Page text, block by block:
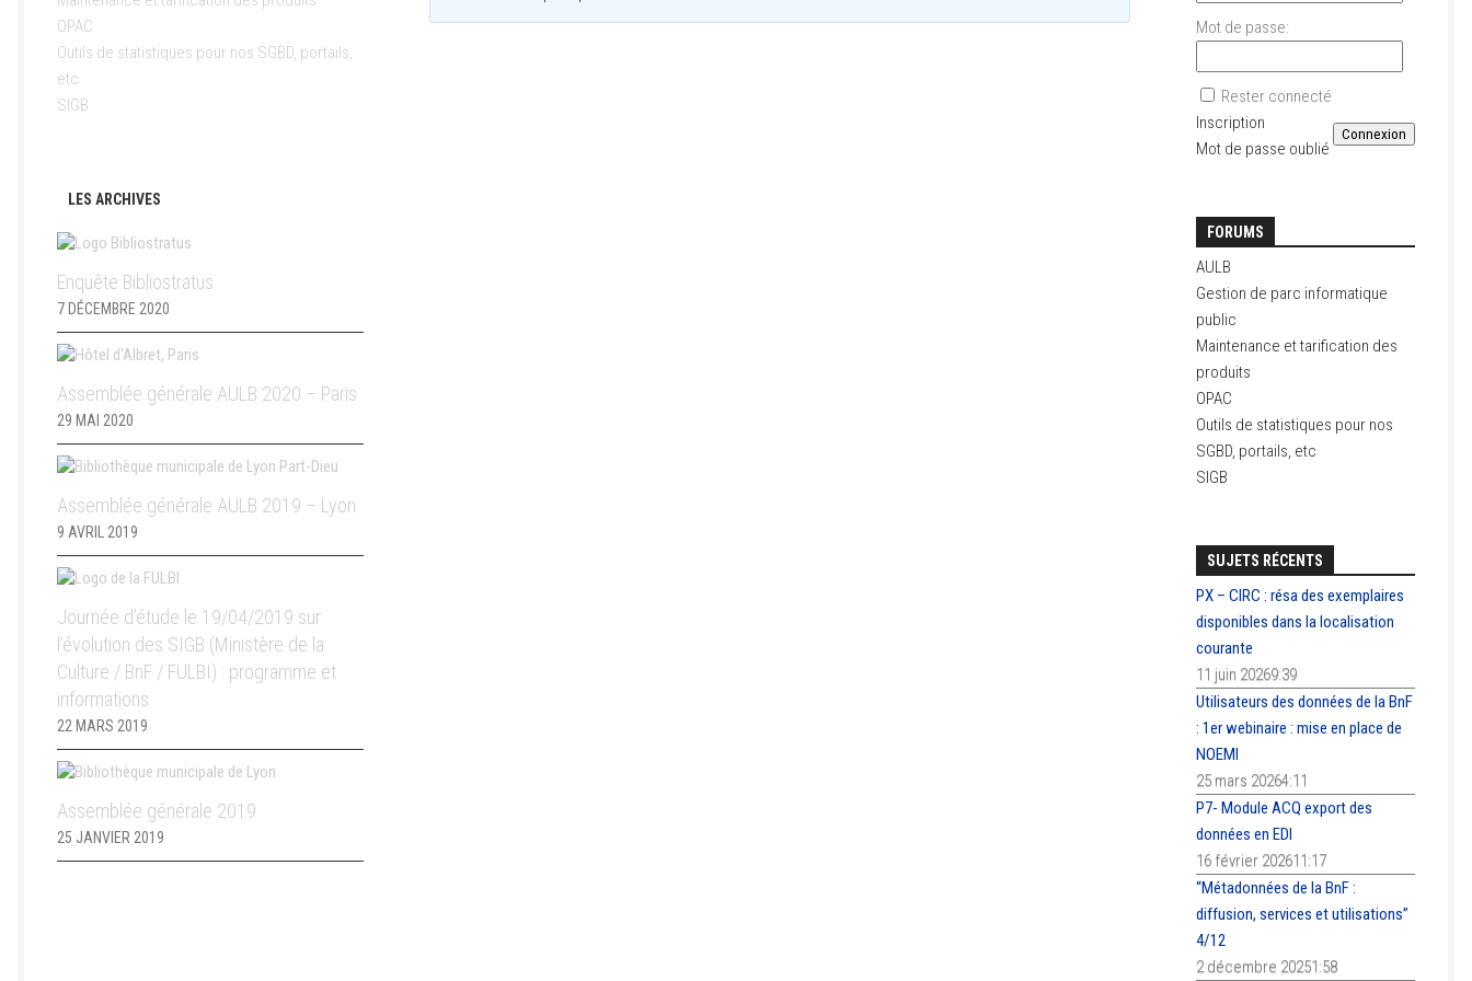
OPAC
Outils de statistiques pour nos SGBD, portails,
etc
SIGB
LES ARCHIVES
Enquête Bibliostratus
7 DÉCEMBRE 2020
Assemblée générale AULB 2020 – Paris
29 MAI 2020
Assemblée générale AULB 2019 – Lyon
9 AVRIL 2019
Journée d’étude le 19/04/2019 sur
l’évolution des SIGB (Ministère de la
Culture / BnF / FULBI) : programme et
informations
22 MARS 2019
Assemblée générale 2019
25 JANVIER 2019
Mot de passe:
Rester connecté
Connexion
Inscription
Mot de passe oublié
FORUMS
AULB
Gestion de parc informatique
public
Maintenance et tarification des
produits
OPAC
Outils de statistiques pour nos
SGBD, portails, etc
SIGB
SUJETS RÉCENTS
PX – CIRC : résa des exemplaires
disponibles dans la localisation
courante
11 juin 20269:39
Utilisateurs des données de la BnF
: 1er webinaire : mise en place de
NOEMI
25 mars 20264:11
P7- Module ACQ export des
données en EDI
16 février 202611:17
“Métadonnées de la BnF :
diffusion, services et utilisations”
4/12
2 décembre 20251:58